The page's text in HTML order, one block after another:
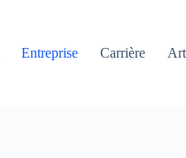
Entreprise Carrière